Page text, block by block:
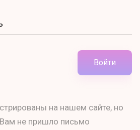
Войти
на нашем сайте, но
не пришло письмо